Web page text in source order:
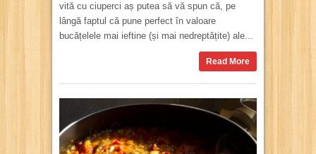
vită cu ciuperci aș putea să vă spun că, pe
lângă faptul că pune perfect în valoare
bucățelele mai ieftine (și mai nedreptățite) ale...
Read More